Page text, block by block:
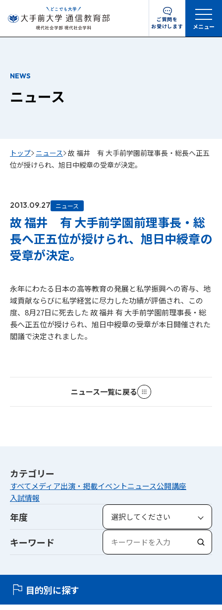
ご質問を
お受けします
メニュー
NEWS
ニュース
トップ ニュース 故 福井 有 大手前学園前理事長・総長へ正五
位が授けられ、旭日中綬章の受章が決定。
2013.09.27 ニュース
故 福井 有 大手前学園前理事長・総
長へ正五位が授けられ、旭日中綬章の
受章が決定。
永年にわたる日本の高等教育の発展と私学振興への寄与、地
域貢献ならびに私学経営に尽力した功績が評価され、この
度、8月27日に死去した 故 福井 有 大手前学園前理事長・総
長へ正五位が授けられ、旭日中綬章の受章が本日開催された
閣議で決定されました。
ニュース一覧に戻る
カテゴリー
すべてメディア出演・掲載イベントニュース公開講座
入試情報
年度
キーワード
検
目的別に探す